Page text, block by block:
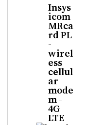
Insys
icom
MRca
rd PL
-
wirel
ess
cellul
ar
mode
m -
4G
LTE